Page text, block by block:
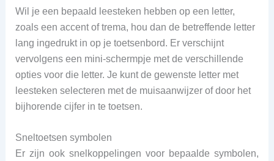
Wil je een bepaald leesteken hebben op een letter,
zoals een accent of trema, hou dan de betreffende letter
lang ingedrukt in op je toetsenbord. Er verschijnt
vervolgens een mini-schermpje met de verschillende
opties voor die letter. Je kunt de gewenste letter met
leesteken selecteren met de muisaanwijzer of door het
bijhorende cijfer in te toetsen.
Sneltoetsen symbolen
Er zijn ook snelkoppelingen voor bepaalde symbolen,